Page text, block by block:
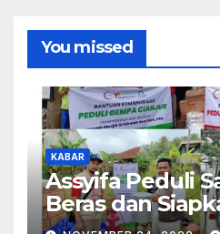
You missed
KABAR
Assyifa Peduli
Beras dan
Umum untuk